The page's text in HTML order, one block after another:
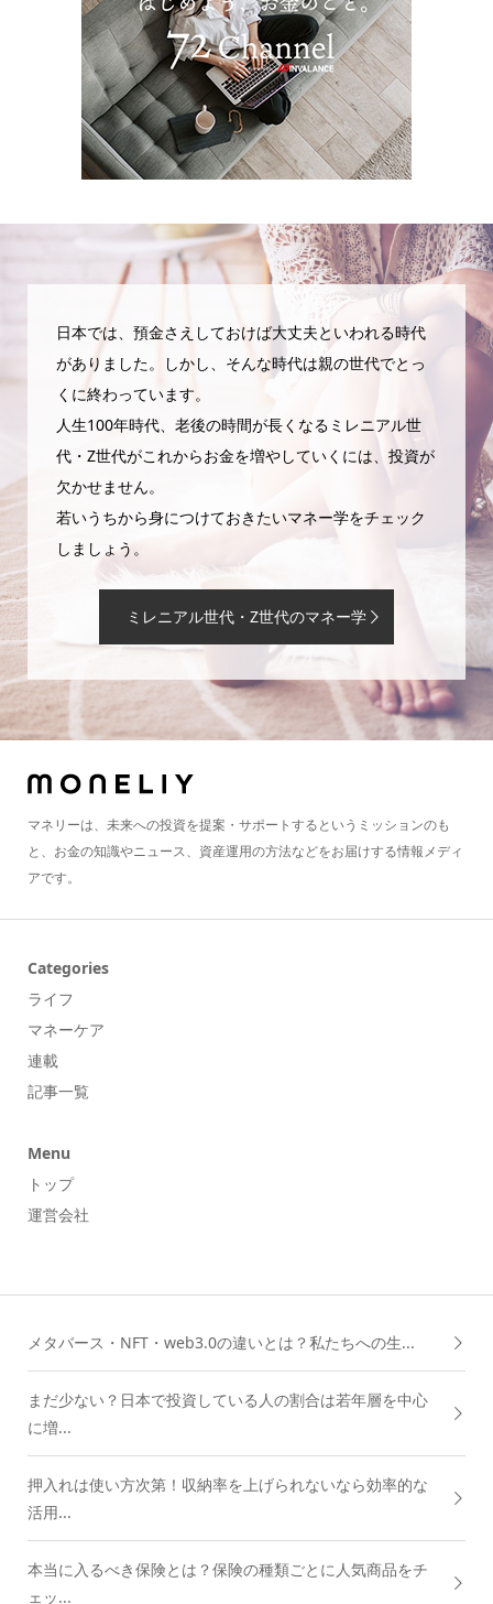
日本では、預金さえしておけば大丈夫といわれる時代
がありました。しかし、そんな時代は親の世代でとっ
くに終わっています。
人生100年時代、老後の時間が長くなるミレニアル世
代・Z世代がこれからお金を増やしていくには、投資が
欠かせません。
若いうちから身につけておきたいマネー学をチェック
しましょう。
ミレニアル世代・Z世代のマネー学
マネリーは、未来への投資を提案・サポートするというミッションのも
と、お金の知識やニュース、資産運用の方法などをお届けする情報メディ
アです。
Categories
ライフ
マネーケア
連載
記事一覧
Menu
トップ
運営会社
メタバース・NFT・web3.0の違いとは？私たちへの生...
まだ少ない？日本で投資している人の割合は若年層を中心
に増...
押入れは使い方次第！収納率を上げられないなら効率的な
活用...
本当に入るべき保険とは？保険の種類ごとに人気商品をチ
ェッ...